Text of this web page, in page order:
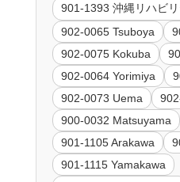
901-1393 沖縄リハビ
902-0065 Tsuboya
902-0075 Kokuba
902-0064 Yorimiya
902-0073 Uema
900-0032 Matsuyama
901-1105 Arakawa
901-1115 Yamakawa